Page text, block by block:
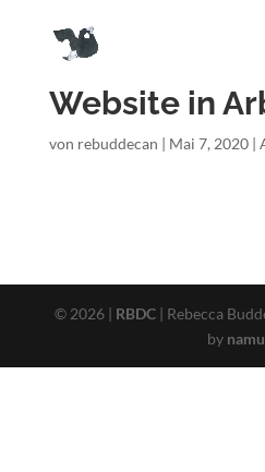
Website in
von rebuddecan | Mai 7, 2020|
© 2026 | RBDC | Rebecca
by